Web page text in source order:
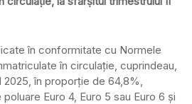
în conformitate cu Normele
în circulație, cuprindeau,
în proporție de 64,8%,
Euro 4, Euro 5 sau Euro 6 și